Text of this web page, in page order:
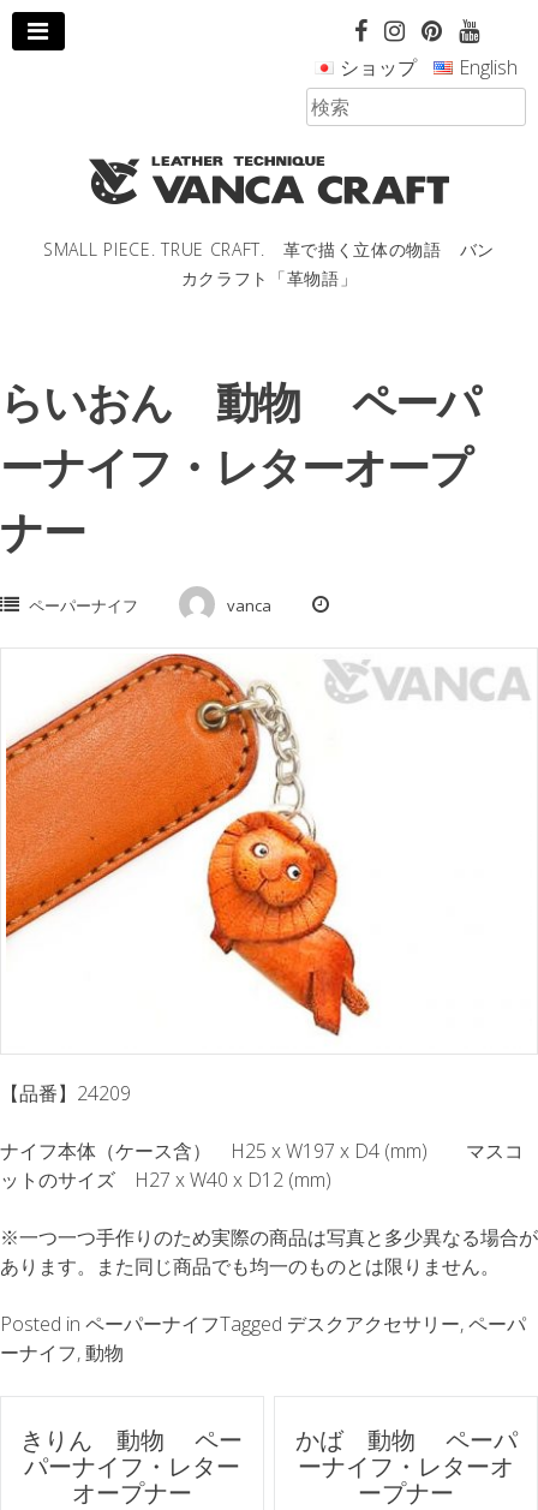
コ
ン
SMALL PIECE. TRUE CRAFT. 革で描く立体の物語 バン
カクラフト「革物語」
ショップ English
らいおん 動物 ペーパ
ーナイフ・レターオープ
ナー
ペーパーナイフ vanca
【品番】24209
ナイフ本体（ケース含） H25 x W197 x D4 (mm) マスコ
ットのサイズ H27 x W40 x D12 (mm)
※一つ一つ手作りのため実際の商品は写真と多少異なる場合が
あります。また同じ商品でも均一のものとは限りません。
Posted in ペーパーナイフTagged デスクアクセサリー,ペーパ
ーナイフ,動物
ポ
ス
きりん 動物 ペー
パーナイフ・レター
オープナー
かば 動物 ペーパ
ーナイフ・レターオ
ープナー